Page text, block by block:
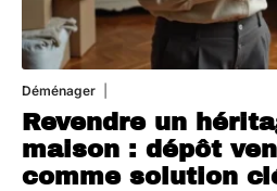
Déménager
Revendre un
maison : dépôt
comme solution